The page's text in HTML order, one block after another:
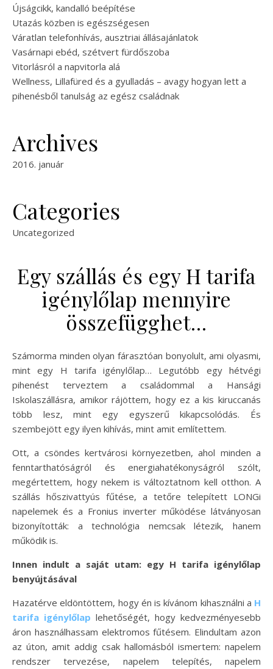
Újságcikk, kandalló beépítése
Utazás közben is egészségesen
Váratlan telefonhívás, ausztriai állásajánlatok
Vasárnapi ebéd, szétvert fürdőszoba
Vitorlásról a napvitorla alá
Wellness, Lillafüred és a gyulladás – avagy hogyan lett a
pihenésből tanulság az egész családnak
Archives
2016. január
Categories
Uncategorized
Egy szállás és egy H tarifa
igénylőlap mennyire
összefügghet…
Számorma minden olyan fárasztóan bonyolult, ami olyasmi,
mint egy H tarifa igénylőlap… Legutóbb egy hétvégi
pihenést terveztem a családommal a Hansági
Iskolaszállásra, amikor rájöttem, hogy ez a kis kiruccanás
több lesz, mint egy egyszerű kikapcsolódás. És
szembejött egy ilyen kihívás, mint amit említettem.
Ott, a csöndes kertvárosi környezetben, ahol minden a
fenntarthatóságról és energiahatékonyságról szólt,
megértettem, hogy nekem is változtatnom kell otthon. A
szállás hőszivattyús fűtése, a tetőre telepített LONGi
napelemek és a Fronius inverter működése látványosan
bizonyították: a technológia nemcsak létezik, hanem
működik is.
Innen indult a saját utam: egy H tarifa igénylőlap
benyújtásával
Hazatérve eldöntöttem, hogy én is kívánom kihasználni a H
tarifa igénylőlap lehetőségét, hogy kedvezményesebb
áron használhassam elektromos fűtésem. Elindultam azon
az úton, amit addig csak hallomásból ismertem: napelem
rendszer tervezése, napelem telepítés, napelem